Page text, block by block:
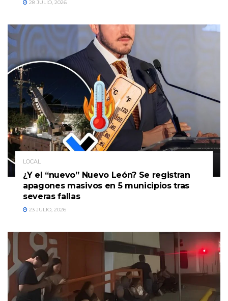
28 JULIO, 2026
LOCAL
¿Y el “nuevo” Nuevo León? Se registran
apagones masivos en 5 municipios tras
severas fallas
23 JULIO, 2026